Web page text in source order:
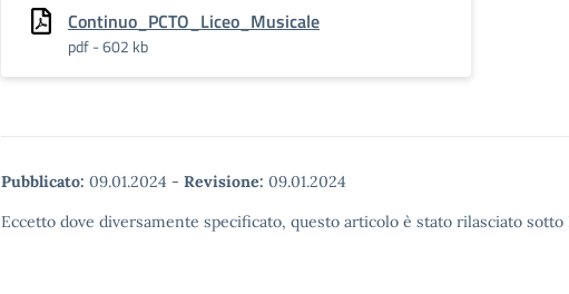
Continuo_PCTO_Liceo_Musicale
pdf - 602 kb
Pubblicato: 09.01.2024 - Revisione: 09.01.2024
Eccetto dove diversamente specificato, questo articolo è stato rilasciato